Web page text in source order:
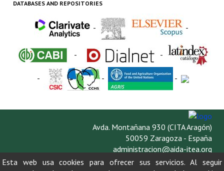
DATABASES AND REPOSITORIES
- -
- -
- - -
Avda. Montañana 930 (CITA Aragón)
50059 Zaragoza - España
administracion@aida-itea.org
976 716 305
Esta web usa cookies para ofrecer sus servicios. Al seguir